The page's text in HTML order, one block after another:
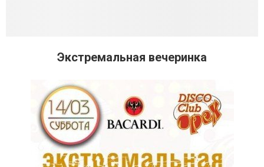
Экстремальная вечеринка